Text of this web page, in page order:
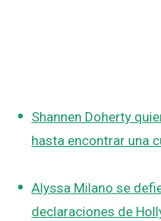
Shannen Doherty
hasta encontrar una
Alyssa Milano se
declaraciones de